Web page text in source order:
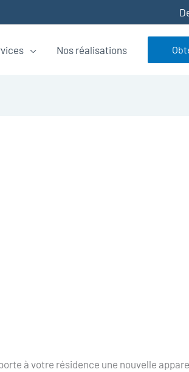
Nos réalisations
à votre résidence une nouvelle